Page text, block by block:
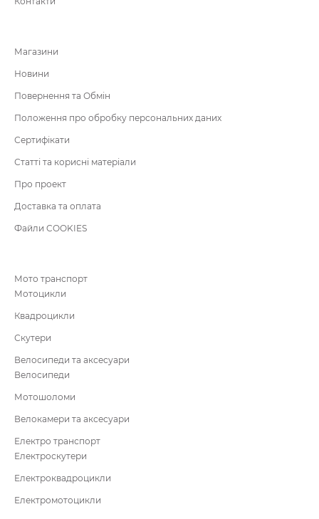
Магазини
Новини
Повернення та Обмін
Положення про обробку персональних даних
Сертифікати
Статті та корисні матеріали
Про проект
Доставка та оплата
Файли COOKIES
Мото транспорт
Мотоцикли
Квадроцикли
Скутери
Велосипеди та аксесуари
Велосипеди
Мотошоломи
Велокамери та аксесуари
Електро транспорт
Електроскутери
Електроквадроцикли
Електромотоцикли